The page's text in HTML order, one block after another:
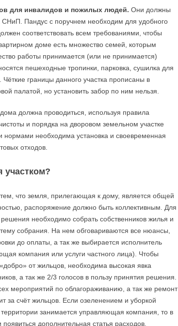
для инвалидов и пожилых людей. Они должны
Пандус с поручнем необходим для удобного
соответствовать всем требованиями, чтобы
доме есть множество семей, которым
работы принимается (или не принимается)
пешеходные тропинки, парковка, сушилка для
границы данного участка прописаны в
палатой, но установить забор по ним нельзя.
должна проводиться, используя правила
и порядка на дворовом земельном участке
нормами необходима установка и своевременная
отходов.
участком?
тем, что земля, прилегающая к дому, является общей
распоряжение должно быть коллективным. Для
необходимо собрать собственников жилья и
собрания. На нем обговариваются все нюансы,
до оплаты, а так же выбирается исполнитель
компания или услуги частного лица). Чтобы
от жильцов, необходима высокая явка
а так же 2/3 голосов в пользу принятия решения.
мероприятий по облагораживанию, а так же ремонт
за счёт жильцов. Если озеленением и уборкой
занимается управляющая компания, то в
появиться дополнительная статья расходов.